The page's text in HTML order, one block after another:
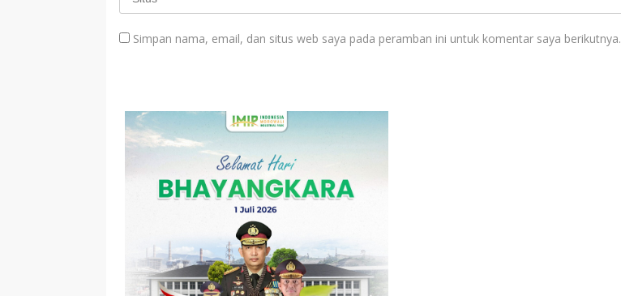
Simpan nama, email, dan situs web saya pada peramban ini untuk komentar saya berikutnya.